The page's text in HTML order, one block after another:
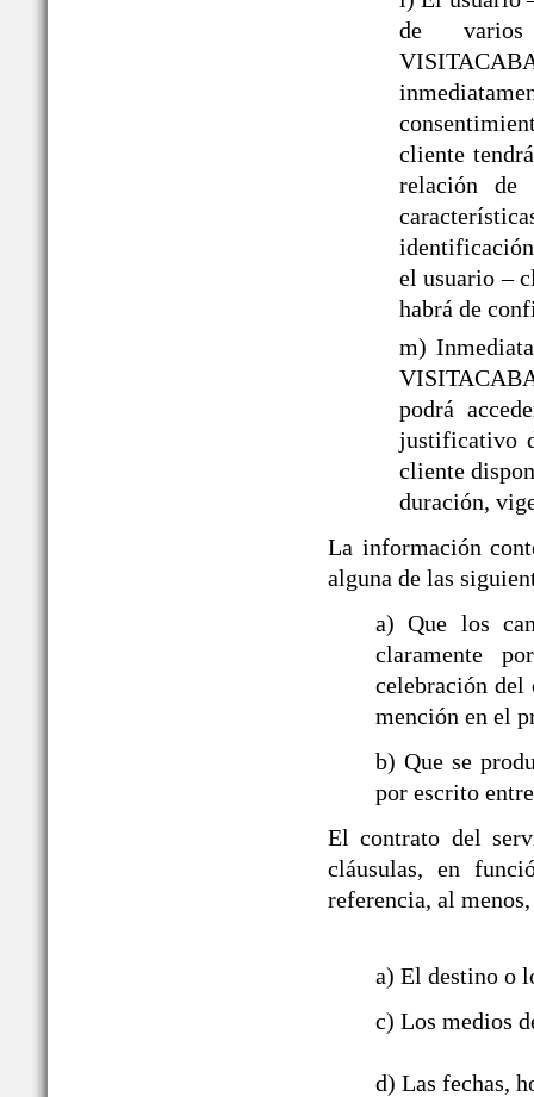
de
cliente
relación de
el usuario –
habrá de
m)
podrá
justificativo
cliente
duración,
La información
alguna de las
a) Que los
claramente
celebración del
mención en el
b) Que se
por escrito
El contrato del
cláusulas, en
referencia, al
a) El destino o
c) Los medios
d) Las fechas,